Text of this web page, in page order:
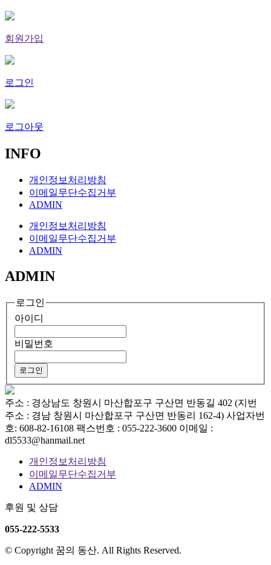
회원가입
로그인
로그아웃
INFO
개인정보처리방침
이메일무단수집거부
ADMIN
개인정보처리방침
이메일무단수집거부
ADMIN
ADMIN
로그인
아이디
비밀번호
주소 : 경상남도 창원시 마산합포구 구산면 반동길 402 (지번
주소 : 경남 창원시 마산합포구 구산면 반동리 162-4) 사업자번
호: 608-82-16108 팩스번호 : 055-222-3600 이메일 :
dl5533@hanmail.net
개인정보처리방침
이메일무단수집거부
ADMIN
후원 및 상담
055-222-5533
© Copyright 꿈의 동산. All Rights Reserved.